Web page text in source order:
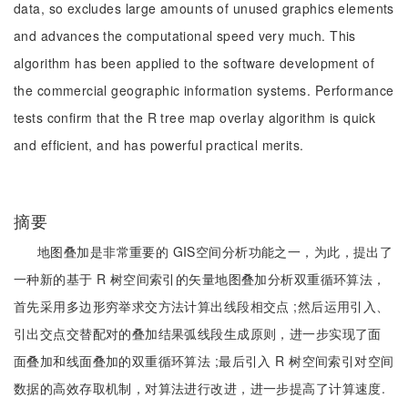
data, so excludes large amounts of unused graphics elements
and advances the computational speed very much. This
algorithm has been applied to the software development of
the commercial geographic information systems. Performance
tests confirm that the R tree map overlay algorithm is quick
and efficient, and has powerful practical merits.
摘要
地图叠加是非常重要的 GIS空间分析功能之一，为此，提出了
一种新的基于 R 树空间索引的矢量地图叠加分析双重循环算法，
首先采用多边形穷举求交方法计算出线段相交点 ;然后运用引入、
引出交点交替配对的叠加结果弧线段生成原则，进一步实现了面
面叠加和线面叠加的双重循环算法 ;最后引入 R 树空间索引对空间
数据的高效存取机制，对算法进行改进，进一步提高了计算速度.